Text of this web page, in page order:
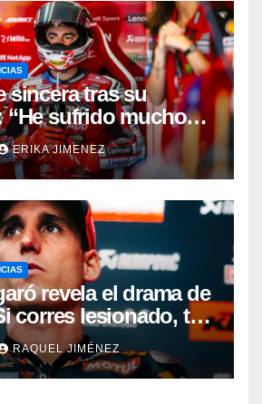
sincera tras su
“He sufrido mucho
año y medio”
ERIKA JIMENEZ
revela el drama de
corres lesionado, te
corres,
RAQUEL JIMÉNEZ